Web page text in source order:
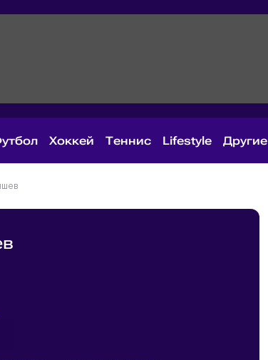
Хоккей Теннис Lifestyle Другие